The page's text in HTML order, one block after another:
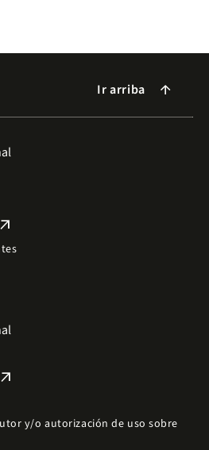
Ir arriba arrow_forward
arrow_outward
arrow_outward
y/o autorización de uso sobre